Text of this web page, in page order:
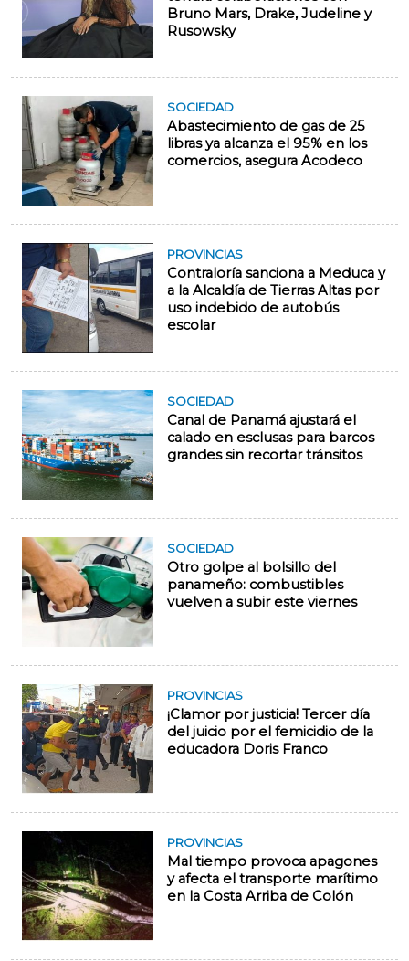
Bruno Mars, Drake, Judeline y
Rusowsky
SOCIEDAD
Abastecimiento de gas de 25
libras ya alcanza el 95% en los
comercios, asegura Acodeco
PROVINCIAS
Contraloría sanciona a Meduca y
a la Alcaldía de Tierras Altas por
uso indebido de autobús
escolar
SOCIEDAD
Canal de Panamá ajustará el
calado en esclusas para barcos
grandes sin recortar tránsitos
SOCIEDAD
Otro golpe al bolsillo del
panameño: combustibles
vuelven a subir este viernes
PROVINCIAS
¡Clamor por justicia! Tercer día
del juicio por el femicidio de la
educadora Doris Franco
PROVINCIAS
Mal tiempo provoca apagones
y afecta el transporte marítimo
en la Costa Arriba de Colón